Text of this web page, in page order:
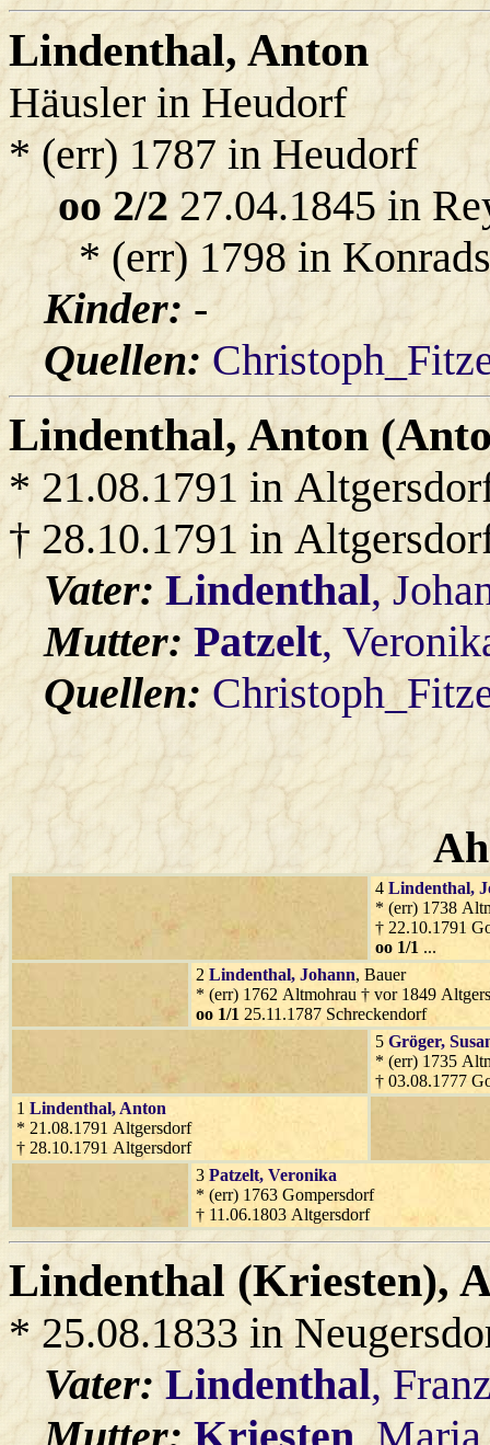
Lindenthal, Anton
Häusler in Heudorf
* (err) 1787 in Heudorf
oo 2/227.04.1845 in
* (err) 1798 in
Kinder:-
Quellen:
Lindenthal, Anton
* 21.08.1791 in
† 28.10.1791 in
Vater:Lindenthal,
Mutter: Patzelt,
Quellen:
4 Lindenthal,
* (err) 1738
† 22.10.1791
oo 1/1 ...
2 Lindenthal, Johann, Bauer
* (err) 1762 Altmohrau † vor 1849
oo 1/1 25.11.1787 Schreckendorf
5 Gröger,
* (err) 1735
† 03.08.1777
1 Lindenthal, Anton
* 21.08.1791 Altgersdorf
† 28.10.1791 Altgersdorf
3 Patzelt, Veronika
* (err) 1763 Gompersdorf
† 11.06.1803 Altgersdorf
Lindenthal (Kriesten),
* 25.08.1833 in
Vater:Lindenthal,